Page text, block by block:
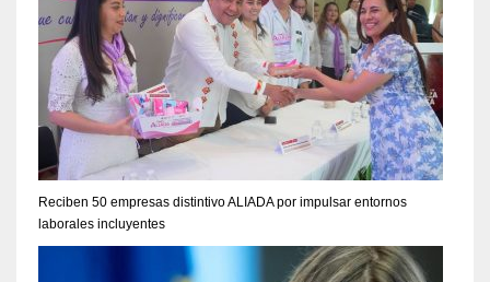
Reciben 50 empresas distintivo ALIADA por impulsar entornos
laborales incluyentes